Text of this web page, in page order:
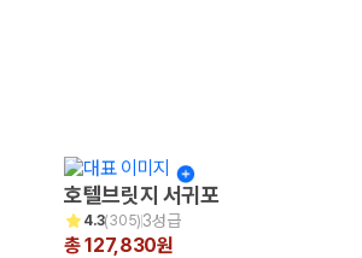
호텔브릿지 서귀포
4.3(305)3성급
총 127,830원